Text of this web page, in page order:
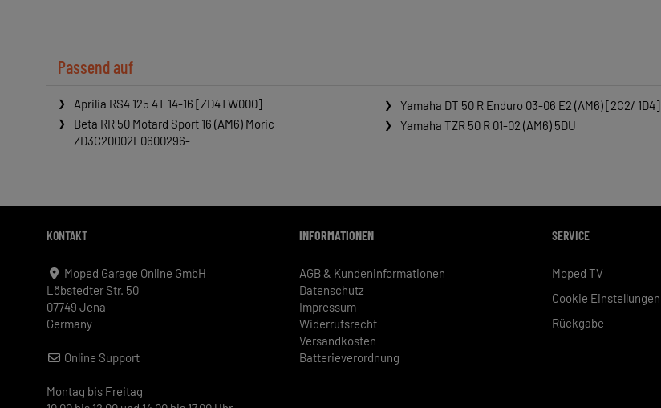
Passend auf
Aprilia RS4 125 4T 14-16 [ZD4TW000]
Beta RR 50 Motard Sport 16 (AM6) Moric
ZD3C20002F0600296-
Yamaha DT 50 R Enduro 03-06 E2 (AM6) [2C2/ 1D4]
Yamaha TZR 50 R 01-02 (AM6) 5DU
KONTAKT
Moped Garage Online GmbH
Löbstedter Str. 50
07749 Jena
Germany
Online Support
Montag bis Freitag
INFORMATIONEN
AGB & Kundeninformationen
Datenschutz
Impressum
Widerrufsrecht
Versandkosten
Batterieverordnung
SERVICE
Moped TV
Cookie Einstellungen
Rückgabe